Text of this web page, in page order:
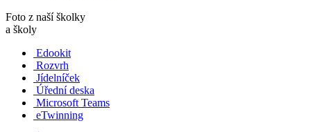
Foto z naší školky
a školy
Edookit
Rozvrh
Jídelníček
Úřední deska
Microsoft Teams
eTwinning